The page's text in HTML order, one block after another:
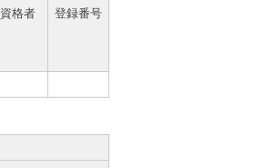
資格者 登録番号